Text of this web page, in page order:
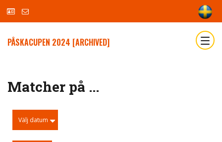
PÅSKACUPEN 2024 [ARCHIVED]
Matcher på ...
Välj datum